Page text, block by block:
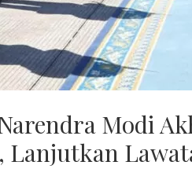
Modi
Lanjutkan